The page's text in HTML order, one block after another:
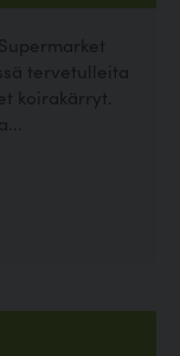
tervetulleita
koirakärryt.